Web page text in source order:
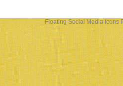
Floating Social Media Icons